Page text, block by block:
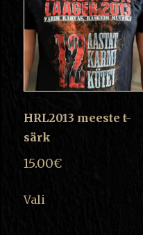
The
options
may
be
chosen
the
product
page
HRL2013 meeste t-
särk
15.00€
Vali
product